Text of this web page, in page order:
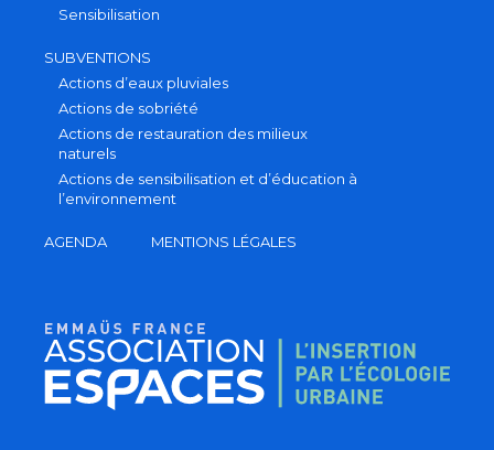
Sensibilisation
SUBVENTIONS
Actions d’eaux pluviales
Actions de sobriété
Actions de restauration des milieux
naturels
Actions de sensibilisation et d’éducation à
l’environnement
AGENDA MENTIONS LÉGALES